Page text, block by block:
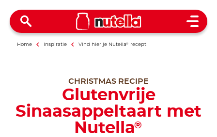
Open
Home Inspiratie Vind hier je Nutella® recept
CHRISTMAS RECIPE
Glutenvrije
Sinaasappeltaart met
Nutella®